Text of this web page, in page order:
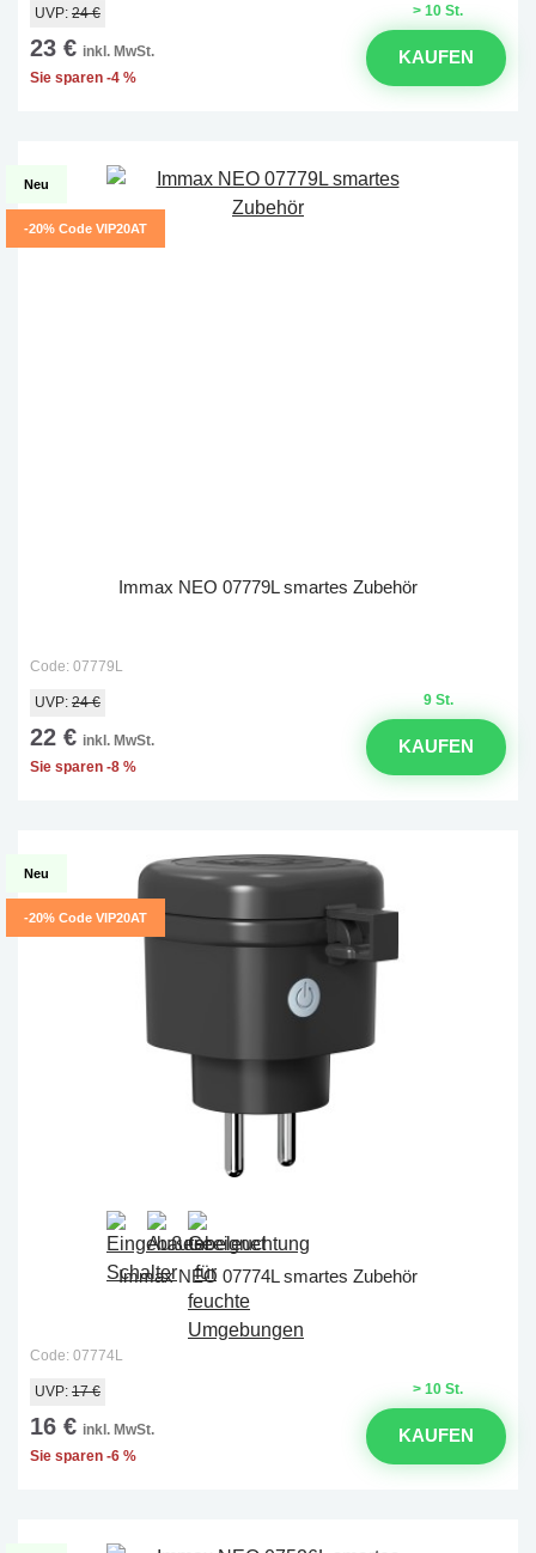
> 10 St.
UVP: 24 €
23 € inkl. MwSt.
Sie sparen -4 %
KAUFEN
Neu
-20% Code VIP20AT
Immax NEO 07779L smartes Zubehör
Code: 07779L
9 St.
UVP: 24 €
22 € inkl. MwSt.
Sie sparen -8 %
KAUFEN
Neu
-20% Code VIP20AT
Immax NEO 07774L smartes Zubehör
Code: 07774L
> 10 St.
UVP: 17 €
16 € inkl. MwSt.
Sie sparen -6 %
KAUFEN